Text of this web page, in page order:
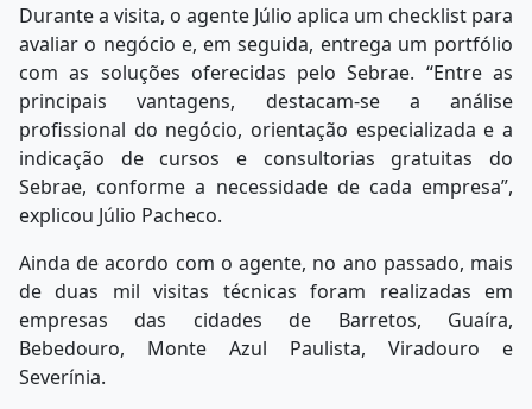
Durante a visita, o agente Júlio aplica um checklist para
avaliar o negócio e, em seguida, entrega um portfólio
com as soluções oferecidas pelo Sebrae. “Entre as
principais vantagens, destacam-se a análise
profissional do negócio, orientação especializada e a
indicação de cursos e consultorias gratuitas do
Sebrae, conforme a necessidade de cada empresa”,
explicou Júlio Pacheco.
Ainda de acordo com o agente, no ano passado, mais
de duas mil visitas técnicas foram realizadas em
empresas das cidades de Barretos, Guaíra,
Bebedouro, Monte Azul Paulista, Viradouro e
Severínia.